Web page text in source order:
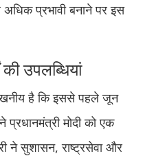
प्रभावी बनाने पर इस
उपलब्धियां
है कि इससे पहले जून
प्रधानमंत्री मोदी को एक
ने सुशासन, राष्ट्रसेवा और